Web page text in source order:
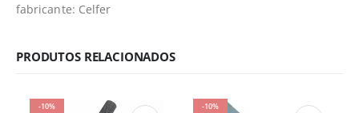
fabricante: Celfer
PRODUTOS RELACIONADOS
-10% -10%